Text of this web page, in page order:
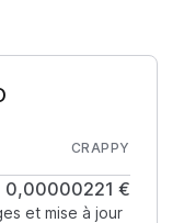
CRAPPY
0,00000221 €
et mise à jour